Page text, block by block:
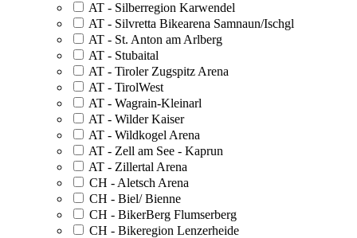
AT - Silberregion Karwendel
AT - Silvretta Bikearena Samnaun/Ischgl
AT - St. Anton am Arlberg
AT - Stubaital
AT - Tiroler Zugspitz Arena
AT - TirolWest
AT - Wagrain-Kleinarl
AT - Wilder Kaiser
AT - Wildkogel Arena
AT - Zell am See - Kaprun
AT - Zillertal Arena
CH - Aletsch Arena
CH - Biel/ Bienne
CH - BikerBerg Flumserberg
CH - Bikeregion Lenzerheide